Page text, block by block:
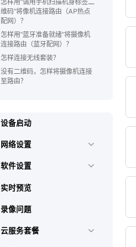
维码”将像机连接路由（AP热点
配网）？
怎样用“蓝牙准备就绪”将摄像机
连接路由（蓝牙配网）？
怎样连接无线套装？
没有二维码，怎样将摄像机连接
至路由？
设备启动
网络设置
软件设置
实时预览
录像问题
云服务套餐